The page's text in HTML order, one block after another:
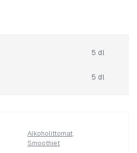
5 dl
5 dl
Alkoholittomat,
Smoothiet